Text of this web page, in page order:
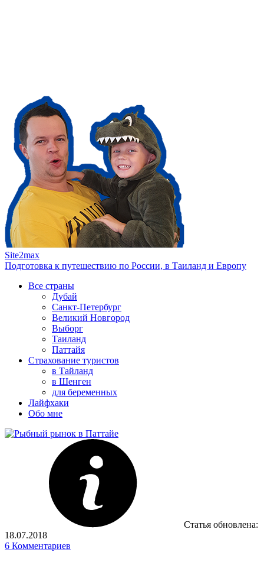
Site2max
Подготовка к путешествию по России, в Таиланд и Европу
Все страны
Дубай
Санкт-Петербург
Великий Новгород
Выборг
Таиланд
Паттайя
Страхование туристов
в Тайланд
в Шенген
для беременных
Лайфхаки
Обо мне
Статья обновлена:
18.07.2018
6 Комментариев